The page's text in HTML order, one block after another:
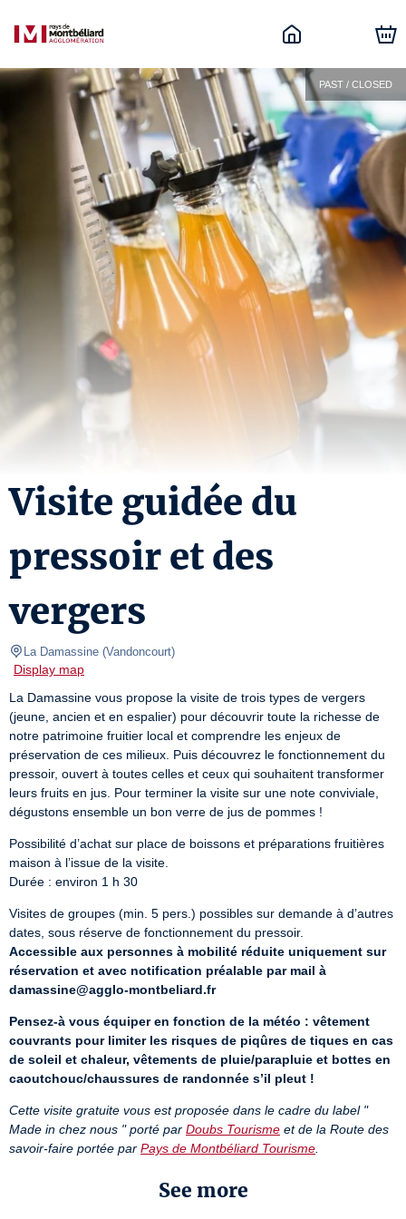
PAST / CLOSED
Visite guidée du
pressoir et des
vergers
La Damassine (Vandoncourt)
Display map
La Damassine vous propose la visite de trois types de vergers
(jeune, ancien et en espalier) pour découvrir toute la richesse de
notre patrimoine fruitier local et comprendre les enjeux de
préservation de ces milieux. Puis découvrez le fonctionnement du
pressoir, ouvert à toutes celles et ceux qui souhaitent transformer
leurs fruits en jus. Pour terminer la visite sur une note conviviale,
dégustons ensemble un bon verre de jus de pommes !
Possibilité d’achat sur place de boissons et préparations fruitières
maison à l’issue de la visite.
Durée : environ 1 h 30
Visites de groupes (min. 5 pers.) possibles sur demande à d’autres
Accessible aux personnes à mobilité réduite uniquement sur
réservation et avec notification préalable par mail à
damassine@agglo-montbeliard.fr
Pensez-à vous équiper en fonction de la météo : vêtement
couvrants pour limiter les risques de piqûres de tiques en cas
de soleil et chaleur, vêtements de pluie/parapluie et bottes en
caoutchouc/chaussures de randonnée s’il pleut !
Cette visite gratuite vous est proposée dans le cadre du label "
Made in chez nous " porté par Doubs Tourisme et de la Route des
savoir-faire portée par Pays de Montbéliard Tourisme
See more